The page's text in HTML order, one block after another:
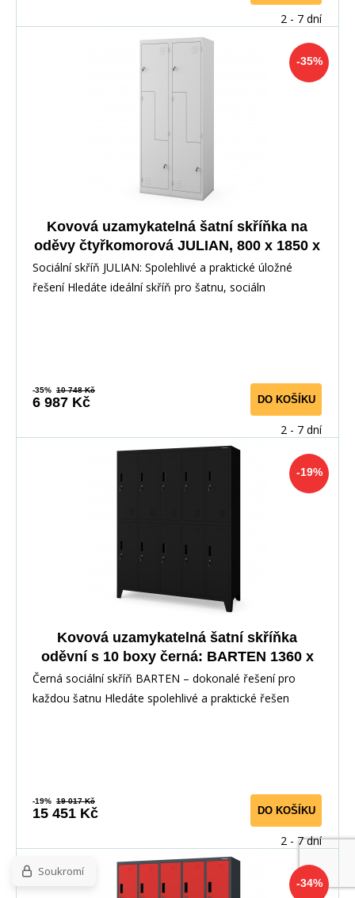
2 - 7 dní
-35%
Kovová uzamykatelná šatní skříňka na
oděvy čtyřkomorová JULIAN, 800 x 1850 x
450 mm, šedá
Sociální skříň JULIAN: Spolehlivé a praktické úložné
řešení Hledáte ideální skříň pro šatnu, sociáln
-35% 10 748 Kč
6 987 Kč DO KOŠÍKU
2 - 7 dní
-19%
Kovová uzamykatelná šatní skříňka
oděvní s 10 boxy černá: BARTEN 1360 x
1720 x 450 mm
Černá sociální skříň BARTEN – dokonalé řešení pro
každou šatnu Hledáte spolehlivé a praktické řešen
-19% 19 017 Kč
15 451 Kč DO KOŠÍKU
2 - 7 dní
-34%
Soukromí